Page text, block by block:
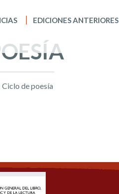
EDICIONES ANTERIORES
Ciclo de poesía